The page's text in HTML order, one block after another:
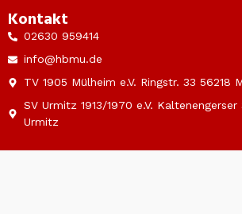
Kontakt
02630 959414
info@hbmu.de
TV 1905 Mülheim e.V. Ringstr. 33 56218
SV Urmitz 1913/1970 e.V.
Urmitz